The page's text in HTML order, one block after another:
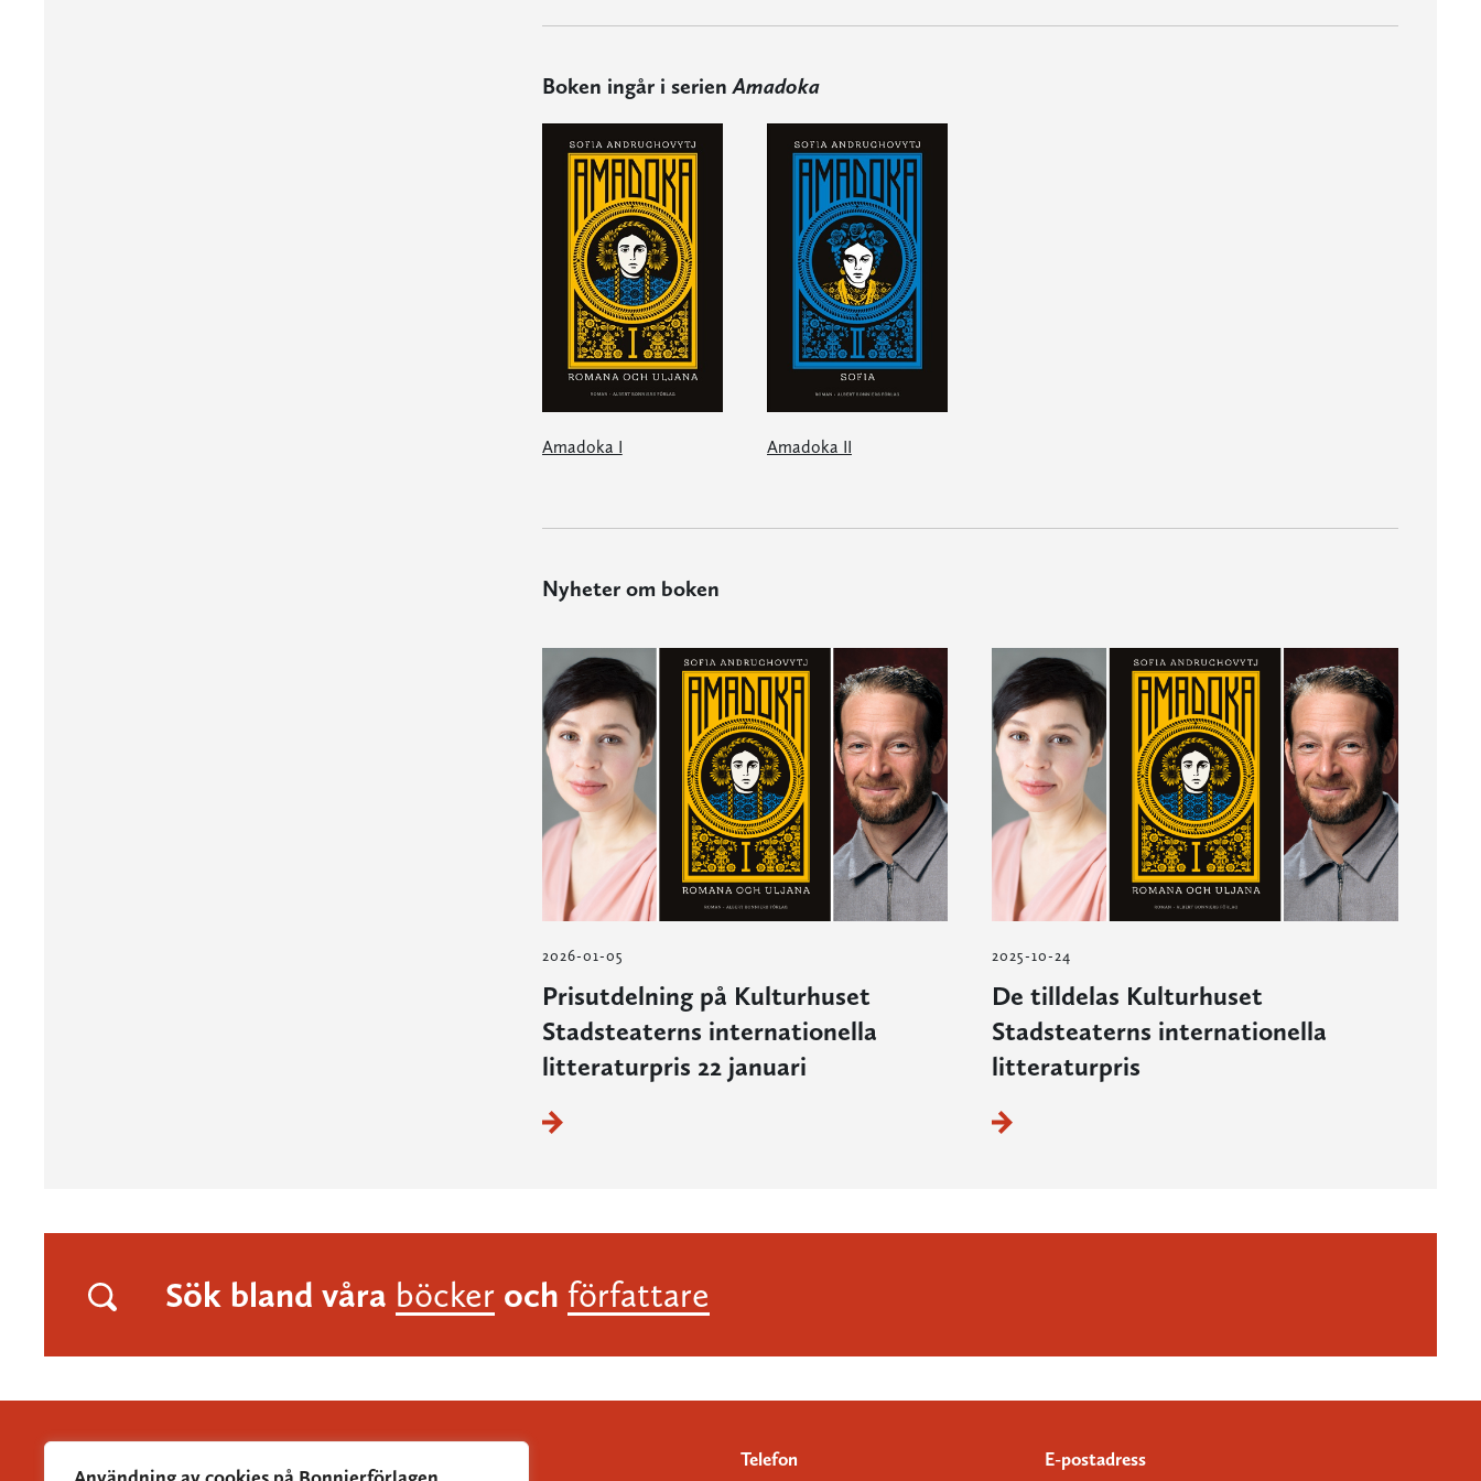
Boken ingår i serienAmadoka
Amadoka I Amadoka II
Nyheter om boken
2026-01-05
Prisutdelning på Kulturhuset
Stadsteaterns internationella
litteraturpris 22 januari
2025-10-24
De tilldelas Kulturhuset
Stadsteaterns internationella
litteraturpris
Sök bland våra böcker och författare
Telefon
E-postadress